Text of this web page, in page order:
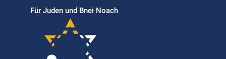
Für Juden und Bnei Noach